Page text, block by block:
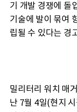
기 개발 경쟁에 돌
기술에 발이 묶여
립될 수 있다는 경
밀리터리 워치 매
난 7월 4일(현지